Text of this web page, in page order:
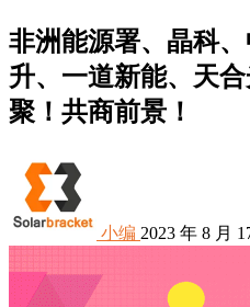
非洲能源署、晶科
升、一道新能、天
聚！共商前景！
小编 2023 年 8 月